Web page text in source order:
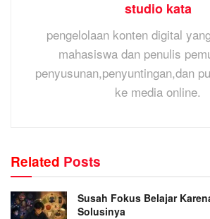
studio kata
pengelolaan konten digital
mahasiswa dan penulis
penyusunan,penyuntingan,dan
ke media online.
Related Posts
Susah Fokus Belajar
Solusinya